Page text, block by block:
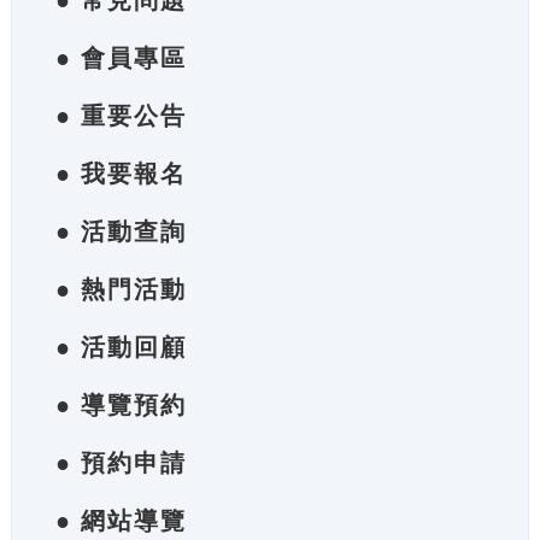
● 會員專區
● 重要公告
● 我要報名
● 活動查詢
● 熱門活動
● 活動回顧
● 導覽預約
● 預約申請
● 網站導覽